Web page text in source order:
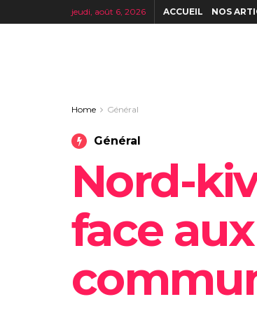
jeudi, août 6, 2026 ACCUEIL NOS
Home Général
Général
Nord-
face